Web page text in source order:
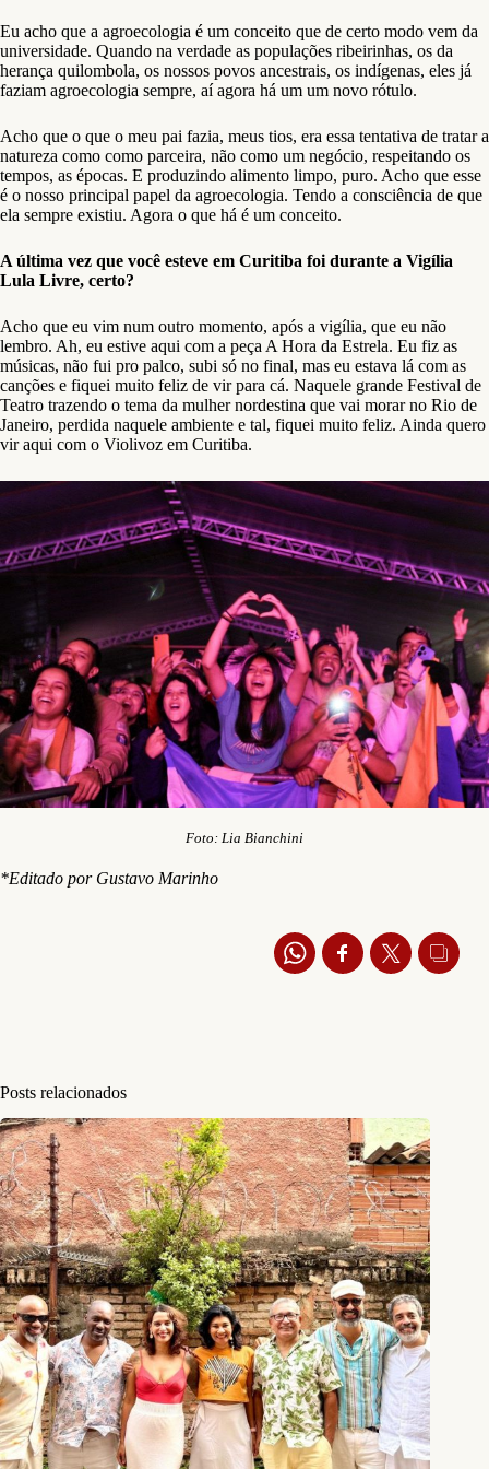
Eu acho que a agroecologia é um conceito que de certo modo vem da
universidade. Quando na verdade as populações ribeirinhas, os da
herança quilombola, os nossos povos ancestrais, os indígenas, eles já
faziam agroecologia sempre, aí agora há um um novo rótulo.
Acho que o que o meu pai fazia, meus tios, era essa tentativa de tratar a
natureza como como parceira, não como um negócio, respeitando os
tempos, as épocas. E produzindo alimento limpo, puro. Acho que esse
é o nosso principal papel da agroecologia. Tendo a consciência de que
ela sempre existiu. Agora o que há é um conceito.
A última vez que você esteve em Curitiba foi durante a Vigília
Lula Livre, certo?
Acho que eu vim num outro momento, após a vigília, que eu não
lembro. Ah, eu estive aqui com a peça A Hora da Estrela. Eu fiz as
músicas, não fui pro palco, subi só no final, mas eu estava lá com as
canções e fiquei muito feliz de vir para cá. Naquele grande Festival de
Teatro trazendo o tema da mulher nordestina que vai morar no Rio de
Janeiro, perdida naquele ambiente e tal, fiquei muito feliz. Ainda quero
vir aqui com o Violivoz em Curitiba.
Foto: Lia Bianchini
*Editado por Gustavo Marinho
Posts relacionados